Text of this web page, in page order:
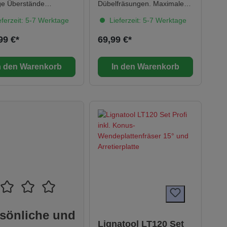
Überstände
SB-
und fest verbunden
> Mehr erfahren
5-7 Werktage
€*
den Warenkorb
Dübelfräsungen. Maximale
fürfür DF 700Fräswerkzeug
die Dübelfräse DOMINO XL
all-inclusive. Jetzt neu und
fest verbunden mit jedem
Festool Werkzeug.--> Mehr
Lieferzeit: 5-7 Werktage
69,99 €*
In den Warenkorb
und
Lignatool LT120 Set